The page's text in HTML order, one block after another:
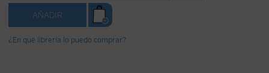
¿En qué librería lo puedo comprar?